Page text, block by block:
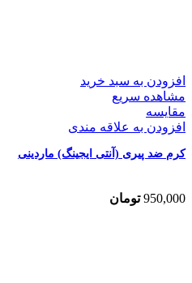
افزودن به سبد خرید
مشاهده سریع
مقایسه
افزودن به علاقه مندی
کرم ضد پیری (آنتی ایجینگ) ماردینی
950,000 تومان